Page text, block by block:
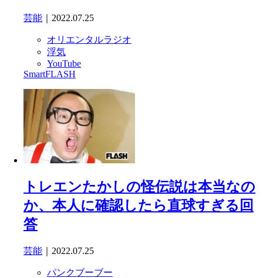
芸能 ｜2022.07.25
オリエンタルラジオ
浮気
YouTube
SmartFLASH
トレエンたかしの怪伝説は本当なの
か、本人に確認したら直球すぎる回
答
芸能 ｜2022.07.25
パンクブーブー